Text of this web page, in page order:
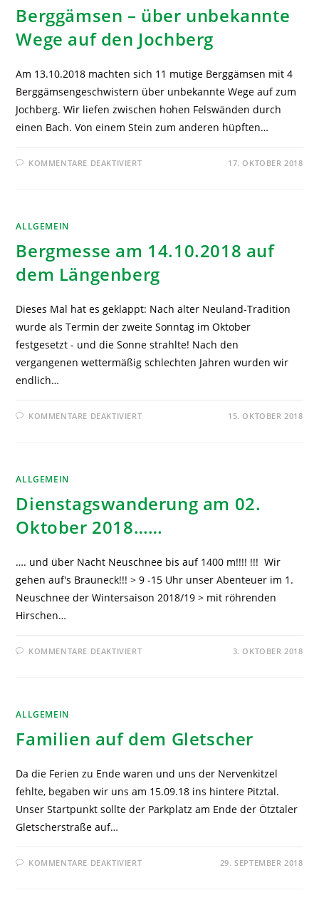
Berggämsen – über unbekannte
Wege auf den Jochberg
Am 13.10.2018 machten sich 11 mutige Berggämsen mit 4
Berggämsengeschwistern über unbekannte Wege auf zum
Jochberg. Wir liefen zwischen hohen Felswänden durch
einen Bach. Von einem Stein zum anderen hüpften…
KOMMENTARE DEAKTIVIERT 17. OKTOBER 2018
ALLGEMEIN
Bergmesse am 14.10.2018 auf
dem Längenberg
Dieses Mal hat es geklappt: Nach alter Neuland-Tradition
wurde als Termin der zweite Sonntag im Oktober
festgesetzt - und die Sonne strahlte! Nach den
vergangenen wettermäßig schlechten Jahren wurden wir
endlich…
KOMMENTARE DEAKTIVIERT 15. OKTOBER 2018
ALLGEMEIN
Dienstagswanderung am 02.
Oktober 2018……
…. und über Nacht Neuschnee bis auf 1400 m!!!! !!! Wir
gehen auf's Brauneck!!! > 9 -15 Uhr unser Abenteuer im 1.
Neuschnee der Wintersaison 2018/19 > mit röhrenden
Hirschen…
KOMMENTARE DEAKTIVIERT 3. OKTOBER 2018
ALLGEMEIN
Familien auf dem Gletscher
Da die Ferien zu Ende waren und uns der Nervenkitzel
fehlte, begaben wir uns am 15.09.18 ins hintere Pitztal.
Unser Startpunkt sollte der Parkplatz am Ende der Ötztaler
Gletscherstraße auf…
KOMMENTARE DEAKTIVIERT 29. SEPTEMBER 2018